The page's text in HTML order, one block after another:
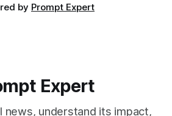
by Prompt Expert
Expert
news, understand its impact,